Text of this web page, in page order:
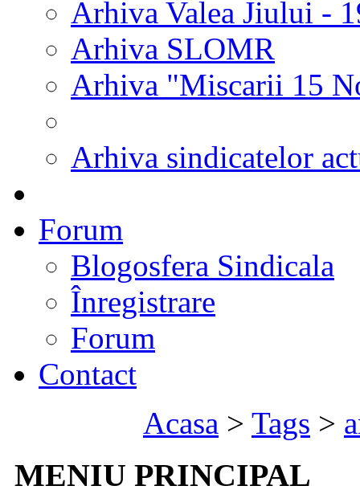
Arhiva Valea Jiului -
Arhiva SLOMR
Arhiva "Miscarii 15
Arhiva sindicatelor
Forum
Blogosfera Sindicala
Înregistrare
Forum
Contact
Acasa > Tags >
MENIU PRINCIPAL